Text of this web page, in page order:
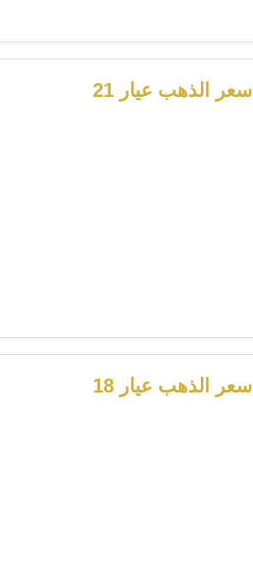
سعر الذهب عيار 21
سعر الذهب عيار 18